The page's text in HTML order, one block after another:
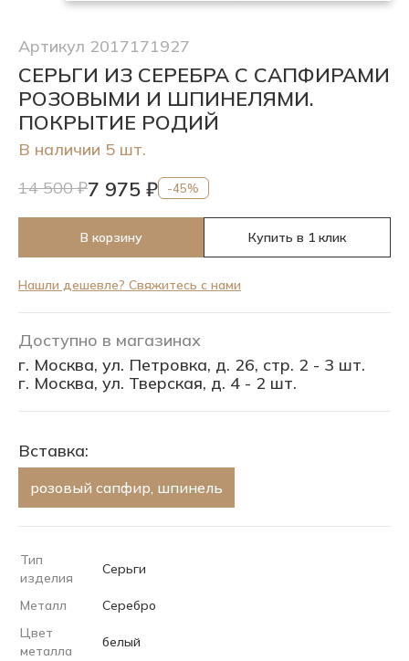
Артикул 2017171927
СЕРЬГИ ИЗ СЕРЕБРА С САПФИРАМИ
РОЗОВЫМИ И ШПИНЕЛЯМИ.
ПОКРЫТИЕ РОДИЙ
В наличии 5 шт.
14 500 ₽7 975 ₽ -45%
В корзину Купить в 1 клик
Нашли дешевле? Свяжитесь с нами
Доступно в магазинах
г. Москва, ул. Петровка, д. 26, стр. 2 - 3 шт.
г. Москва, ул. Тверская, д. 4 - 2 шт.
Вставка:
розовый сапфир, шпинель
Тип
изделия
Серьги
Металл
Серебро
Цвет
металла
белый